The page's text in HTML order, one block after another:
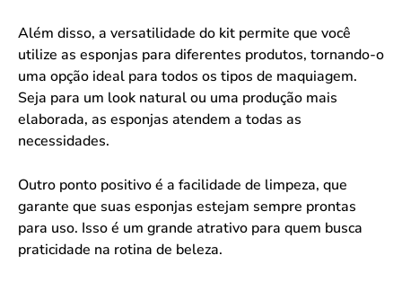
Além disso, a versatilidade do kit permite que você
utilize as esponjas para diferentes produtos, tornando-o
uma opção ideal para todos os tipos de maquiagem.
Seja para um look natural ou uma produção mais
elaborada, as esponjas atendem a todas as
necessidades.
Outro ponto positivo é a facilidade de limpeza, que
garante que suas esponjas estejam sempre prontas
para uso. Isso é um grande atrativo para quem busca
praticidade na rotina de beleza.